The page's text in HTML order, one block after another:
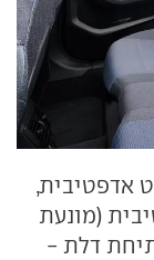
אדפטיבית,
(מונעת
דלת -